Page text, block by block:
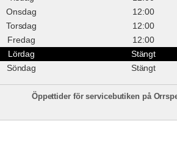
Onsdag
12:00
Torsdag
12:00
Fredag
12:00
Lördag
Stängt
Söndag
Stängt
Öppettider för servicebutiken på